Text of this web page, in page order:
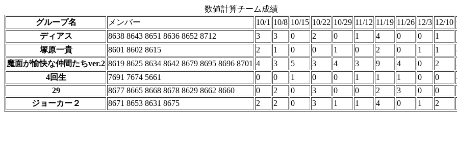
数値計算チーム成績
グループ名
メンバー 10/1 10/8 10/15 10/22 10/29 11/12 11/19 11/26 12/3 12/10
ディアス
8638 8643 8651 8636 8652 8712 3 3 0 2 0 1 4 0 0 1
塚原一貴
8601 8602 8615 2 1 0 0 1 0 2 0 1 1
魔面が愉快な仲間たちver.2 8619 8625 8634 8642 8679 8695 8696 8701 4 3 5 3 4 3 9 4 0 2
4回生
7691 7674 5661 0 0 1 0 0 1 1 1 0 0
29
8677 8665 8668 8678 8629 8662 8660 0 2 0 3 0 0 2 3 0 0
ジョーカー２
8671 8653 8631 8675 2 2 0 3 1 1 4 0 1 2